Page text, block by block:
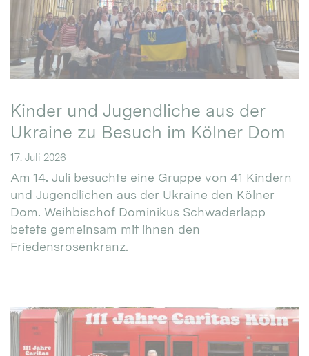
Kinder und Jugendliche aus der
Ukraine zu Besuch im Kölner Dom
17. Juli 2026
Am 14. Juli besuchte eine Gruppe von 41 Kindern
und Jugendlichen aus der Ukraine den Kölner
Dom. Weihbischof Dominikus Schwaderlapp
betete gemeinsam mit ihnen den
Friedensrosenkranz.